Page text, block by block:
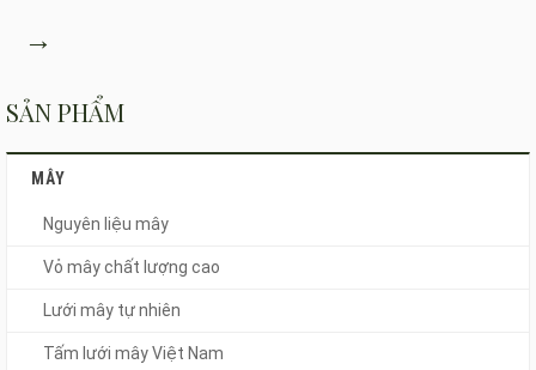
→
SẢN PHẨM
MÂY
Nguyên liệu mây
Vỏ mây chất lượng cao
Lưới mây tự nhiên
Tấm lưới mây Việt Nam